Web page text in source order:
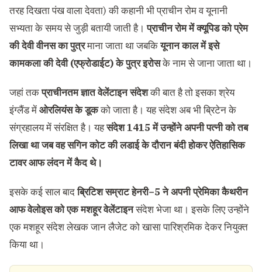
तरह दिखता पंख वाला देवता) की कहानी भी प्राचीन रोम व यूनानी
सभ्यता के समय से जुड़ी बतायी जाती है।प्राचीन रोम में क्यूपिड को प्रेम
की देवी वीनस का पुत्रमाना जाता था जबकियूनान काल में इसे
कामकला की देवी (एफ्रोडाईट) के पुत्र इरोसके नाम से जाना जाता था।
जहां तकप्राचीनतम ज्ञात वेलेंटाइन संदेशकी बात है तो इसका श्रेय
इंग्लैंड मेंओरलियंस के डूकको जाता है। यह संदेश अब भी ब्रिटेन के
संग्रहालय में संरक्षित है। यहसंदेश 1415 में उन्होंने अपनी पत्नी को तब
लिखा था जब वह सगिन कोट की लडाई के दौरान बंदी होकर ऐतिहासिक
टावर आफ लंदन में कैद थे।
इसके कई साल बादब्रिटिश सम्राट हेनरी−5 ने अपनी प्रेमिका कैथरीन
आफ वेलोइस को एक मशहूर वेलेंटाइनसंदेश भेजा था। इसके लिए उन्होंने
एक मशहूर संदेश लेखक जान लैजेट को खासा पारिश्रमिक देकर नियुक्त
किया था।